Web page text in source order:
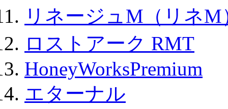
リネージュM（リネM
ロストアーク RMT
HoneyWorksPremium
エターナル